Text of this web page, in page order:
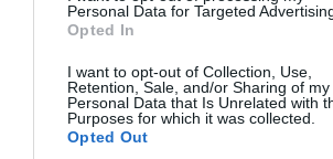
Personal Data for Targeted
Opted In
I want to opt-out of Collection, Use,
Retention, Sale, and/or Sharing of my
Personal Data that Is Unrelated with
Purposes for which it was collected.
Opted Out
Αθήνα: Απομακρύνθηκαν